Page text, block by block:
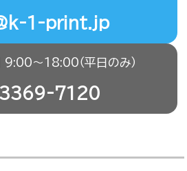
1-print.jp
〜18:00（平日のみ）
7120